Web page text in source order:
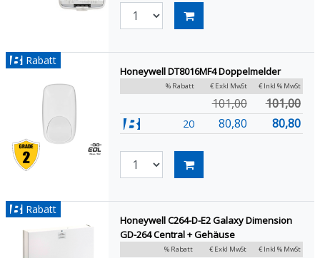
Rabatt
Honeywell DT8016MF4 Doppelmelder
% Rabatt € Exkl MwSt € Inkl % MwSt
101,00 101,00
20 80,80 80,80
Rabatt
Honeywell C264-D-E2 Galaxy Dimension
GD-264 Central + Gehäuse
% Rabatt € Exkl MwSt € Inkl % MwSt